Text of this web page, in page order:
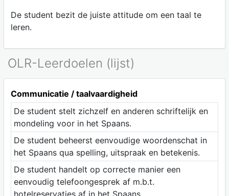
De student bezit de juiste attitude om een taal te
leren.
OLR-Leerdoelen (lijst)
Communicatie / taalvaardigheid
De student stelt zichzelf en anderen schriftelijk en
mondeling voor in het Spaans.
De student beheerst eenvoudige woordenschat in
het Spaans qua spelling, uitspraak en betekenis.
De student handelt op correcte manier een
eenvoudig telefoongesprek af m.b.t.